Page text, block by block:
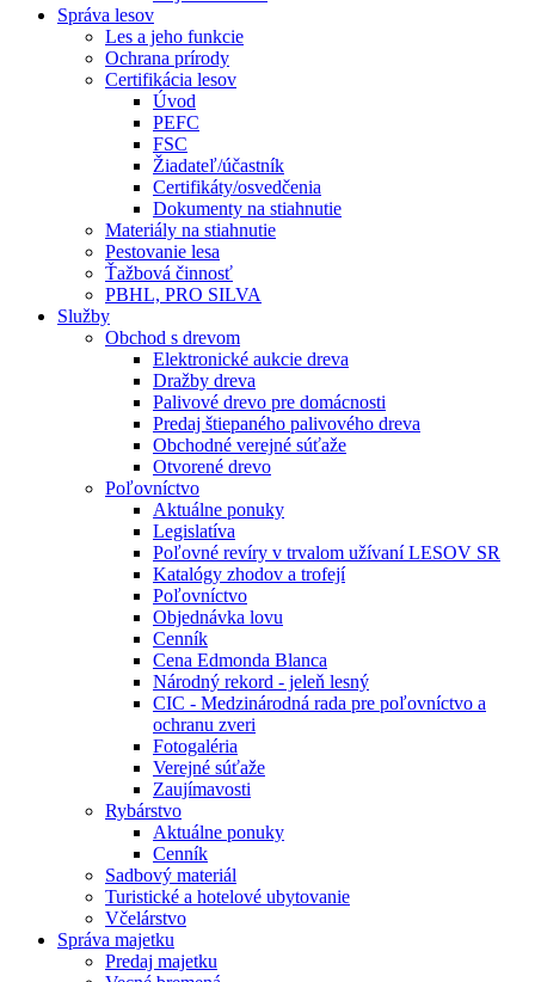
Správa lesov
Les a jeho funkcie
Ochrana prírody
Certifikácia lesov
Úvod
PEFC
FSC
Žiadateľ/účastník
Certifikáty/osvedčenia
Dokumenty na stiahnutie
Materiály na stiahnutie
Pestovanie lesa
Ťažbová činnosť
PBHL, PRO SILVA
Služby
Obchod s drevom
Elektronické aukcie dreva
Dražby dreva
Palivové drevo pre domácnosti
Predaj štiepaného palivového dreva
Obchodné verejné súťaže
Otvorené drevo
Poľovníctvo
Aktuálne ponuky
Legislatíva
Poľovné revíry v trvalom užívaní LESOV SR
Katalógy zhodov a trofejí
Poľovníctvo
Objednávka lovu
Cenník
Cena Edmonda Blanca
Národný rekord - jeleň lesný
CIC - Medzinárodná rada pre poľovníctvo a
ochranu zveri
Fotogaléria
Verejné súťaže
Zaujímavosti
Rybárstvo
Aktuálne ponuky
Cenník
Sadbový materiál
Turistické a hotelové ubytovanie
Včelárstvo
Správa majetku
Predaj majetku